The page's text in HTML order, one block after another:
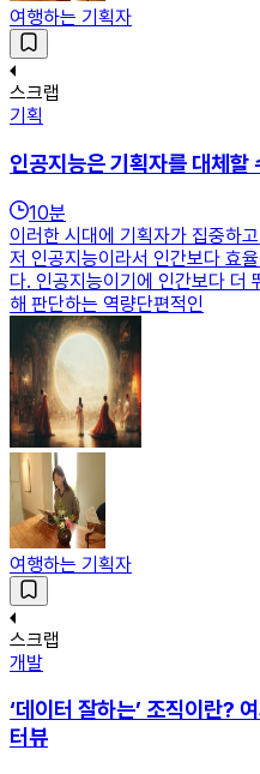
여행하는 기획자
스크랩
기획
인공지능은 기획자를 대체할
10분
이러한 시대에 기획자가 집중하
저 인공지능이라서 인간보다 효
다. 인공지능이기에 인간보다 더
해 판단하는 역량단편적인
여행하는 기획자
스크랩
개발
‘데이터 잘하는’ 조직이란?
터뷰